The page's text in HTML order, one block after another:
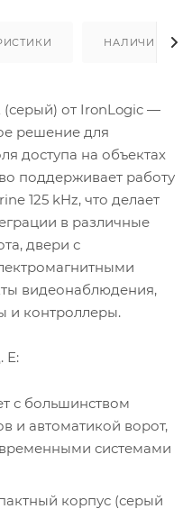
НАЛИЧИЕ
(серый) от IronLogic —
решение для
доступа на объектах
поддерживает работу
125 kHz, что делает
в различные
двери с
видеонаблюдения,
контроллеры.
Е:
с большинством
и автоматикой ворот,
системами
корпус (серый